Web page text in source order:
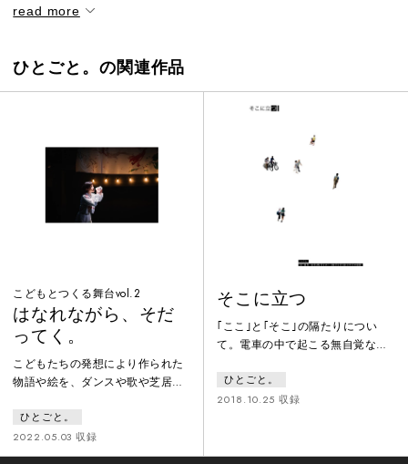
read more
ひとごと。の関連作品
こどもとつくる舞台vol.2
はなれながら、そだ
ってく。
こどもたちの発想により作られた
物語や絵を、ダンスや歌や芝居に
舞台”の第2弾。オノマトペやたの
しい音楽、みんなが知っている遊
びも用いた、0歳から大人まで楽し
ひとごと。
2022.05.03 収録
そこに立つ
｢ここ｣と｢そこ｣の隔たりについ
て。電車の中で起こる無自覚な身
て無関心や無自覚の暴力性を扱っ
た作品。
ひとごと。
2018.10.25 収録